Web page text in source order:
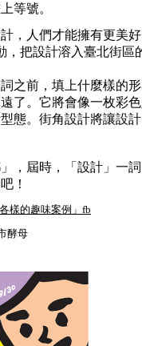
等號。
，人們才能擁有更美
，把設計溶入臺北街
之前，填上什麼樣的
了。它將會像一枚彩
態。街角設計將讓設
，屆時，「設計」一
！
樣的趣味案例」fb
酵母